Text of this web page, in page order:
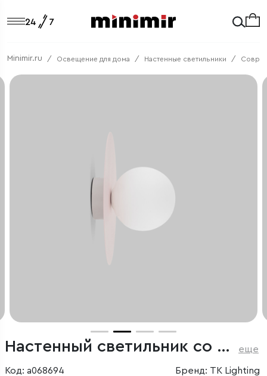
Minimir.ru Освещение для дома Настенные светильники
Настенный светильник со стеклянным плафоном еще
Код: a068694 Бренд: TK Lighting